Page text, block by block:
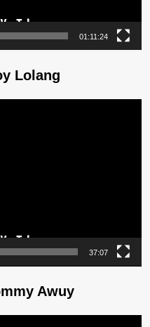
01:11:24
Lolang
37:07
Awuy